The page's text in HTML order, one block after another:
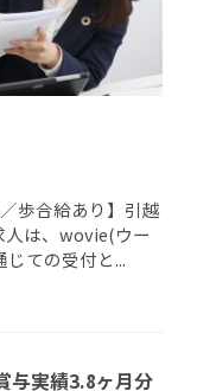
歩合給あり】引越
は、wovie(ウー
ての受付と...
与実績3.8ヶ月分